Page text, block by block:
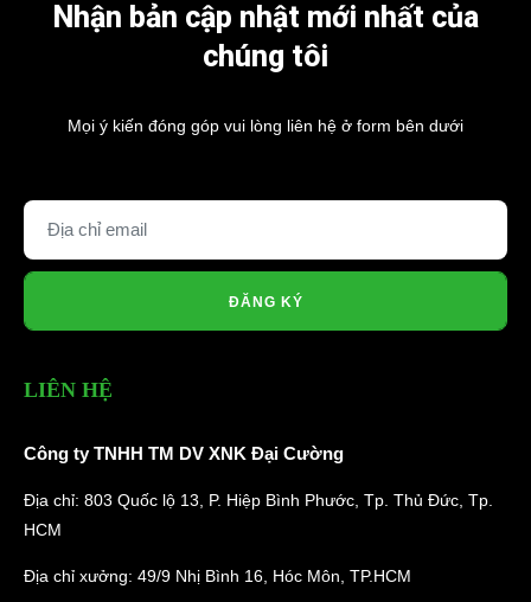
Nhận bản cập nhật mới nhất của
chúng tôi
Mọi ý kiến đóng góp vui lòng liên hệ ở form bên dưới
ĐĂNG KÝ
LIÊN HỆ
Công ty TNHH TM DV XNK Đại Cường
Địa chỉ: 803 Quốc lộ 13, P. Hiệp Bình Phước, Tp. Thủ Đức, Tp.
HCM
Địa chỉ xưởng: 49/9 Nhị Bình 16, Hóc Môn, TP.HCM